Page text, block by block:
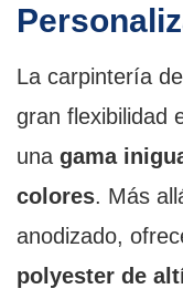
La carpintería
gran flexibilidad
una gama
colores. Más
anodizado,
polyester de